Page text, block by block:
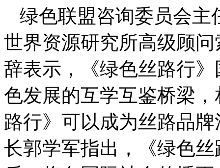
绿色联盟咨询委员会主
世界资源研究所高级顾
辞表示，《绿色丝路行
色发展的互学互鉴桥梁
路行》可以成为丝路品
长郭学军指出，《绿色